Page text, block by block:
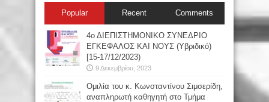
Popular Recent Comments
4ο ΔΙΕΠΙΣΤΗΜΟΝΙΚΟ ΣΥΝΕΔΡΙΟ
ΕΓΚΕΦΑΛΟΣ ΚΑΙ ΝΟΥΣ (Υβριδικό)
[15-17/12/2023)
9 Δεκεμβρίου, 2023
Oμιλία του κ. Κωνσταντίνου Σιμσερίδη,
αναπληρωτή καθηγητή στο Τμήμα